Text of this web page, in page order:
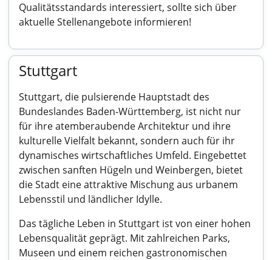
Qualitätsstandards interessiert, sollte sich über
aktuelle Stellenangebote informieren!
Stuttgart
Stuttgart, die pulsierende Hauptstadt des
Bundeslandes Baden-Württemberg, ist nicht nur
für ihre atemberaubende Architektur und ihre
kulturelle Vielfalt bekannt, sondern auch für ihr
dynamisches wirtschaftliches Umfeld. Eingebettet
zwischen sanften Hügeln und Weinbergen, bietet
die Stadt eine attraktive Mischung aus urbanem
Lebensstil und ländlicher Idylle.
Das tägliche Leben in Stuttgart ist von einer hohen
Lebensqualität geprägt. Mit zahlreichen Parks,
Museen und einem reichen gastronomischen